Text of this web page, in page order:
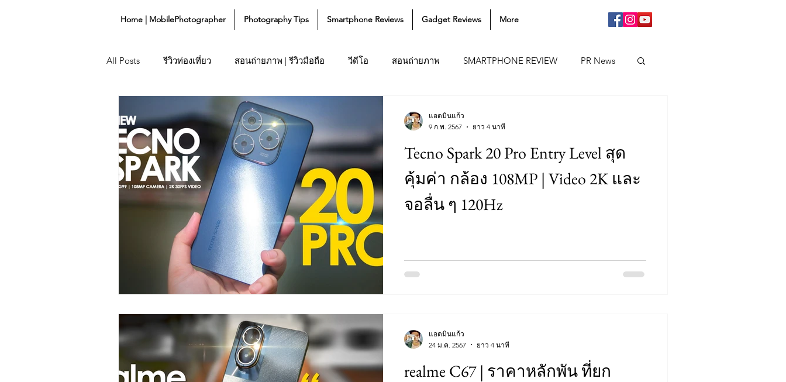
Home | MobilePhotographer Photography Tips Smartphone Reviews Gadget Reviews More
All Posts รีวิวท่องเที่ยว สอนถ่ายภาพ | รีวิวมือถือ วีดีโอ สอนถ่ายภาพ SMARTPHONE REVIEW PR News
Tecno Spark 20 Pro Entry Level สุด
คุ้มค่า กล้อง 108MP | Video 2K และ
จอลื่น ๆ 120Hz
แอดมินแก้ว
9 ก.พ. 2567
ยาว 4 นาที
realme C67 | ราคาหลักพัน ที่ยก
แอดมินแก้ว
24 ม.ค. 2567
ยาว 4 นาที